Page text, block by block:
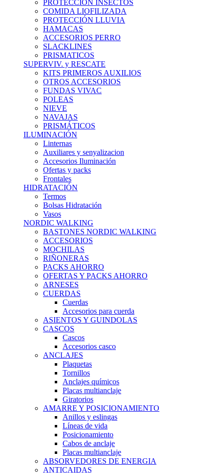
PROTECCION INSECTOS
COMIDA LIOFILIZADA
PROTECCIÓN LLUVIA
HAMACAS
ACCESORIOS PERRO
SLACKLINES
PRISMATICOS
SUPERVIV. y RESCATE
KITS PRIMEROS AUXILIOS
OTROS ACCESORIOS
FUNDAS VIVAC
POLEAS
NIEVE
NAVAJAS
PRISMÁTICOS
ILUMINACIÓN
Linternas
Auxiliares y senyalizacion
Accesorios Iluminación
Ofertas y packs
Frontales
HIDRATACIÓN
Termos
Bolsas Hidratación
Vasos
NORDIC WALKING
BASTONES NORDIC WALKING
ACCESORIOS
MOCHILAS
RIÑONERAS
PACKS AHORRO
OFERTAS Y PACKS AHORRO
ARNESES
CUERDAS
Cuerdas
Accesorios para cuerda
ASIENTOS Y GUINDOLAS
CASCOS
Cascos
Accesorios casco
ANCLAJES
Plaquetas
Tornillos
Anclajes químicos
Placas multianclaje
Giratorios
AMARRE Y POSICIONAMIENTO
Anillos y eslingas
Líneas de vida
Posicionamiento
Cabos de anclaje
Placas multianclaje
ABSORVEDORES DE ENERGIA
ANTICAIDAS